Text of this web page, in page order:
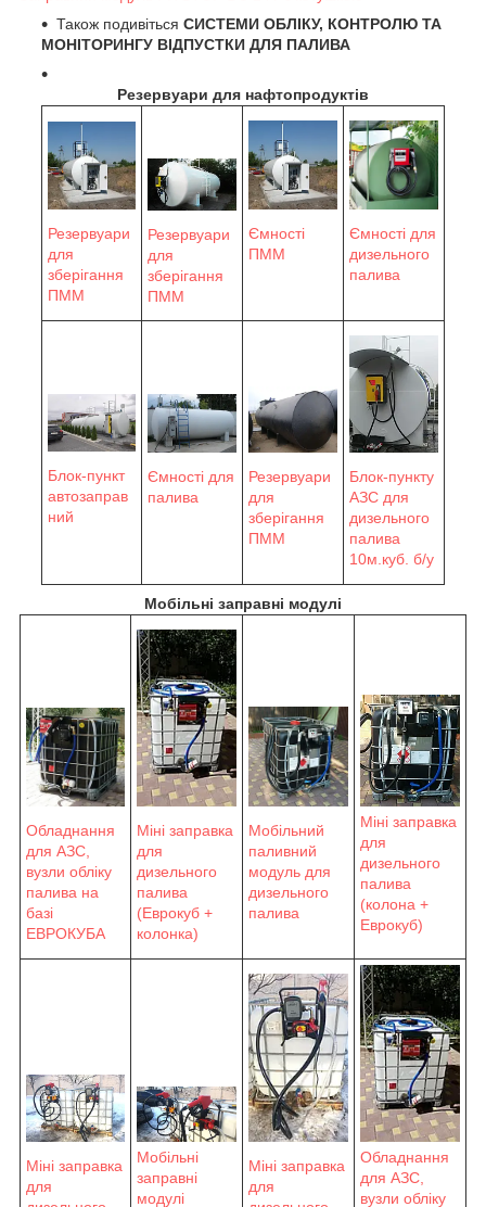
Також подивіться СИСТЕМИ ОБЛІКУ, КОНТРОЛЮ ТА
МОНІТОРИНГУ ВІДПУСТКИ ДЛЯ ПАЛИВА
Резервуари для нафтопродуктів
Резервуари
для
зберігання
ПММ
Резервуари
для
зберігання
ПММ
Ємності
ПММ
Ємності для
дизельного
палива
Блок-пункт
автозаправ
ний
Ємності для
палива
Резервуари
для
зберігання
ПММ
Блок-пункту
АЗС для
дизельного
палива
10м.куб. б/у
Мобільні заправні модулі
Обладнання
для АЗС,
вузли обліку
палива на
базі
ЕВРОКУБА
Міні заправка
для
дизельного
палива
(Еврокуб +
колонка)
Мобільний
паливний
модуль для
дизельного
палива
Міні заправка
для
дизельного
палива
(колона +
Еврокуб)
Міні заправка
для
Мобільні
заправні
модулі
Міні заправка
для
Обладнання
для АЗС,
вузли обліку